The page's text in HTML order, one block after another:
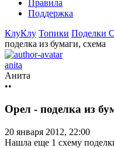
Правила
Поддержка
КлуКлу Топики Поделки
поделка из бумаги, схема
anita
Анита
••
Орел - поделка из
20 января 2012, 22:00
Нашла еще 1 схему